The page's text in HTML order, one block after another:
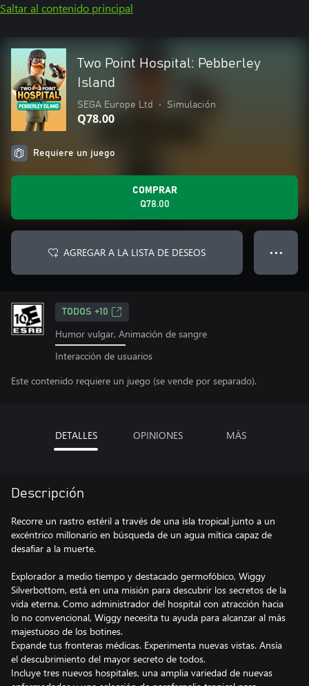
Saltar al contenido principal
Two Point Hospital: Pebberley
Island
SEGA Europe Ltd • Simulación
Q78.00
Requiere un juego
COMPRAR
Q78.00
AGREGAR A LA LISTA DE DESEOS ● ● ●
TODOS +10
Humor vulgar, Animación de sangre
Interacción de usuarios
Este contenido requiere un juego (se vende por separado).
DETALLES OPINIONES MÁS
Descripción
Recorre un rastro estéril a través de una isla tropical junto a un
excéntrico millonario en búsqueda de un agua mítica capaz de
desafiar a la muerte.
Explorador a medio tiempo y destacado germofóbico, Wiggy
Silverbottom, está en una misión para descubrir los secretos de la
vida eterna. Como administrador del hospital con atracción hacia
lo no convencional, Wiggy necesita tu ayuda para alcanzar al más
majestuoso de los botines.
Expande tus fronteras médicas. Experimenta nuevas vistas. Ansía
el descubrimiento del mayor secreto de todos.
Incluye tres nuevos hospitales, una amplia variedad de nuevas